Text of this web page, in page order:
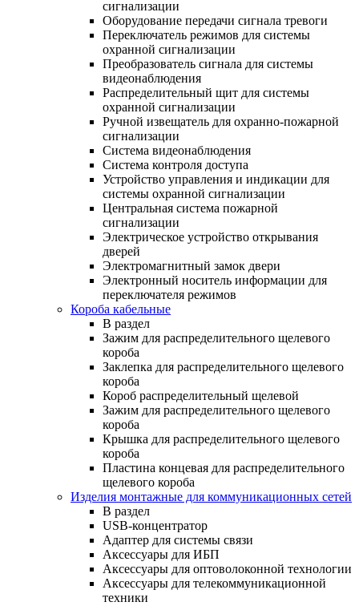
сигнализации
Оборудование передачи сигнала тревоги
Переключатель режимов для системы
охранной сигнализации
Преобразователь сигнала для системы
видеонаблюдения
Распределительный щит для системы
охранной сигнализации
Ручной извещатель для охранно-пожарной
сигнализации
Система видеонаблюдения
Система контроля доступа
Устройство управления и индикации для
системы охранной сигнализации
Центральная система пожарной
сигнализации
Электрическое устройство открывания
дверей
Электромагнитный замок двери
Электронный носитель информации для
переключателя режимов
Короба кабельные
В раздел
Зажим для распределительного щелевого
короба
Заклепка для распределительного щелевого
короба
Короб распределительный щелевой
Зажим для распределительного щелевого
короба
Крышка для распределительного щелевого
короба
Пластина концевая для распределительного
щелевого короба
Изделия монтажные для коммуникационных сетей
В раздел
USB-концентратор
Адаптер для системы связи
Аксессуары для ИБП
Аксессуары для оптоволоконной технологии
Аксессуары для телекоммуникационной
техники